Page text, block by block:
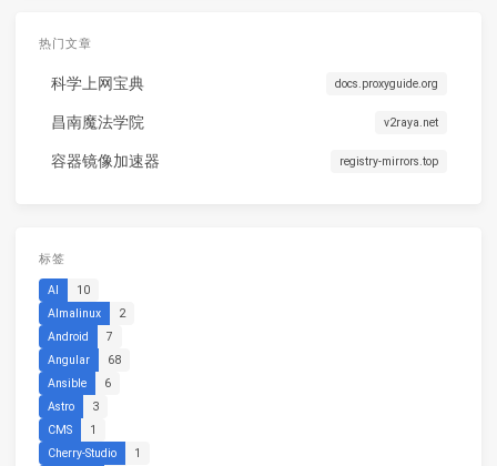
热门文章
科学上网宝典 docs.proxyguide.org
昌南魔法学院 v2raya.net
容器镜像加速器 registry-mirrors.top
标签
AI
10
Almalinux
2
Android
7
Angular
68
Ansible
6
Astro
3
CMS
1
Cherry-Studio
1